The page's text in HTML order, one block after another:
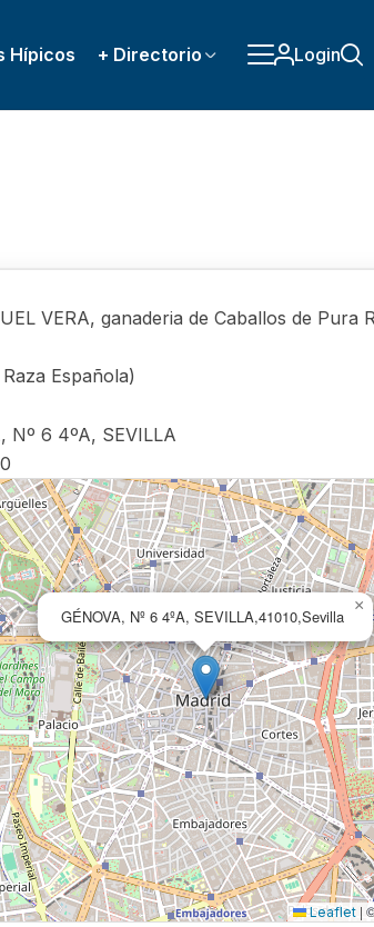
Hípicos + Directorio Login
VERA, ganaderia de Caballos de Pura
Española)
Nº 6 4ºA, SEVILLA
GÉNOVA, Nº 6 4ºA, SEVILLA,41010,Sevilla
×
Leaflet |